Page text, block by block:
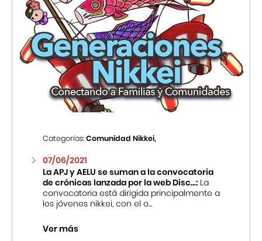
Categorías:Comunidad Nikkei,
07/06/2021
La APJ y AELU se suman a la convocatoria
de crónicas lanzada por la web Disc...:La
convocatoria está dirigida principalmente a
los jóvenes nikkei, con el o...
Ver más